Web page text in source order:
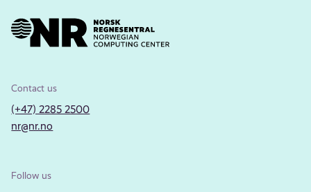
Contact us
(+47) 2285 2500
nr@nr.no
Follow us